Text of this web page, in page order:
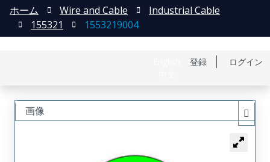
登録 ログイン
ホーム Wire and Cable
Industrial Cable
155321
1553219004
画像